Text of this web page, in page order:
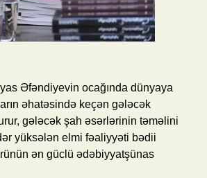
Əfəndiyevin ocağında dünyaya
əhatəsində keçən gələcək
gələcək şah əsərlərinin təməlini
yüksələn elmi fəaliyyəti bədii
ən güclü ədəbiyyatşünas